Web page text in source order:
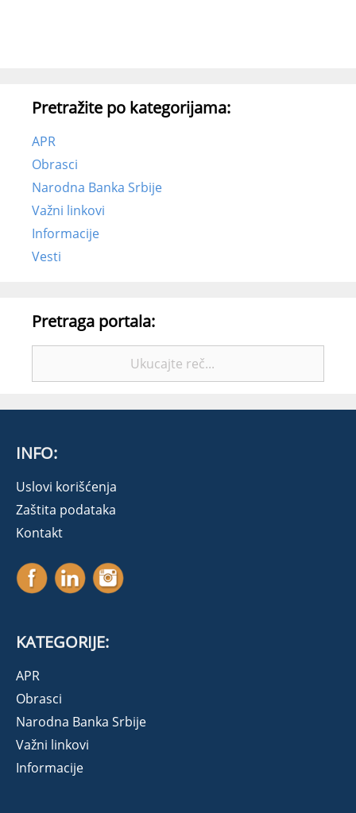
Pretražite po kategorijama:
APR
Obrasci
Narodna Banka Srbije
Važni linkovi
Informacije
Vesti
Pretraga portala:
INFO:
Uslovi korišćenja
Zaštita podataka
Kontakt
KATEGORIJE:
APR
Obrasci
Narodna Banka Srbije
Važni linkovi
Informacije